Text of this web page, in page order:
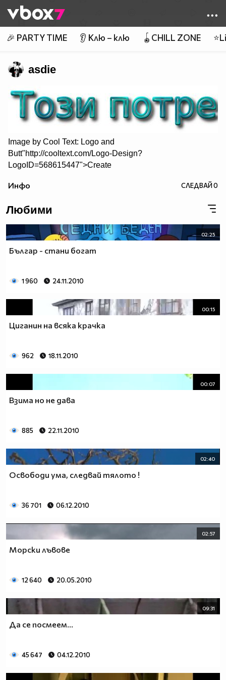
👾
🎉 PARTY TIME 👂 Клю – клю 🪀CHILL ZONE
asdie
Image by Cool Text: Logo and
Butt"http://cooltext.com/Logo-Design?
LogoID=568615447">Create
Инфо СЛЕДВАЙ0
Любими
02:25
Българ - стани богат
1 960 24.11.2010
00:15
Циганин на всяка крачка
962 18.11.2010
00:07
Взима но не дава
885 22.11.2010
02:40
Освободи ума, следвай тялото !
36 701 06.12.2010
02:57
Морски лъвове
12 640 20.05.2010
09:31
Да се посмеем...
45 647 04.12.2010